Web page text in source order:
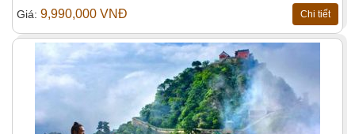
Giá: 9,990,000 VNĐ Chi tiết